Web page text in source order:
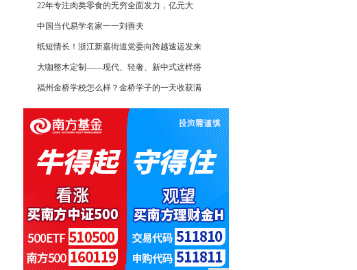
22年专注肉类零食的无穷全面发力，亿元大
中国当代易学名家一一刘善夫
纸短情长！浙江新嘉街道党委向跨越速运发来
大咖整木定制——现代、轻奢、新中式这样搭
福州金桥学校怎么样？金桥学子的一天收获满